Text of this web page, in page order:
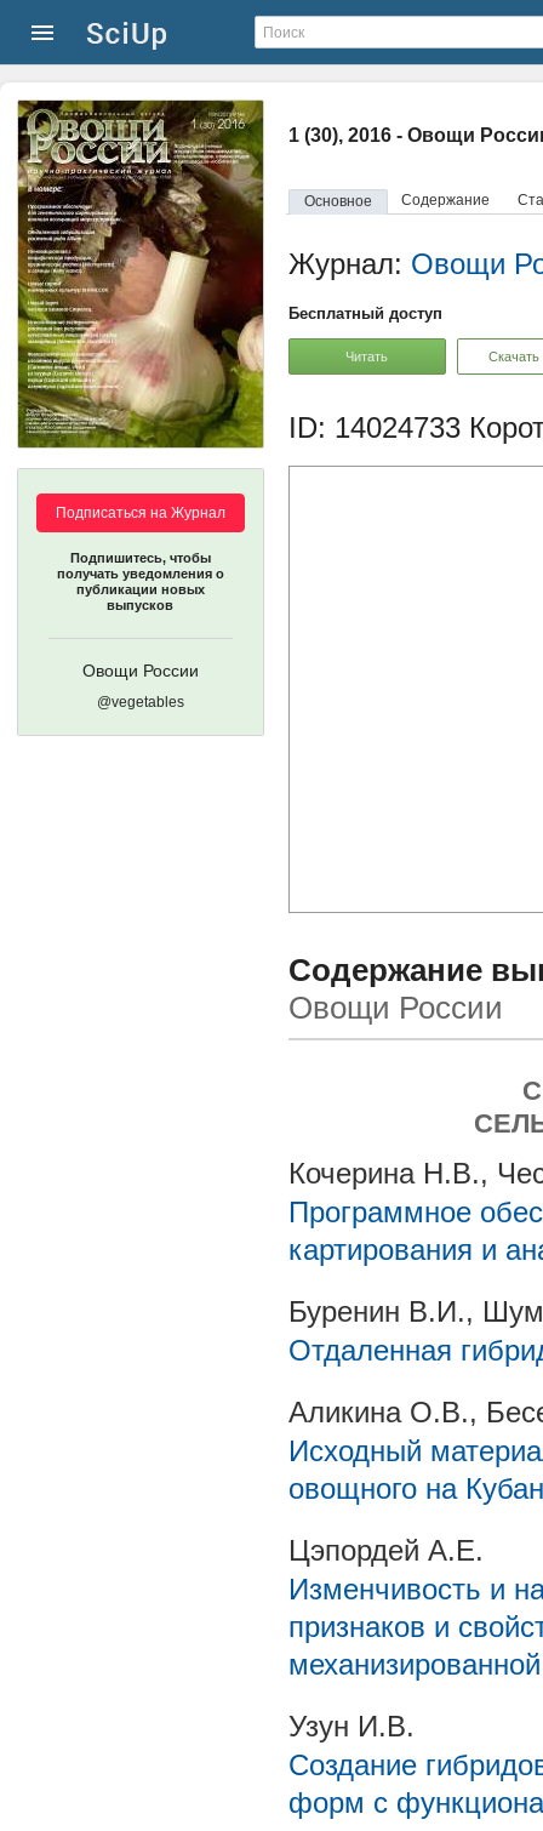
1 (30), 2016 - Овощи
Основное Содержание
Подписаться на Журнал
Подпишитесь, чтобы
получать уведомления о
публикации новых
выпусков
Овощи России
@vegetables
Журнал: Овощи
Бесплатный доступ
Читать Скачать
ID: 14024733
Содержание
Овощи России
Кочерина Н.В.,
Программное
картирования и
Буренин В.И.,
Отдаленная
Аликина О.В.,
Исходный
овощного на
Цэпордей А.Е.
Изменчивость и
признаков и
Узун И.В.
Создание
форм с